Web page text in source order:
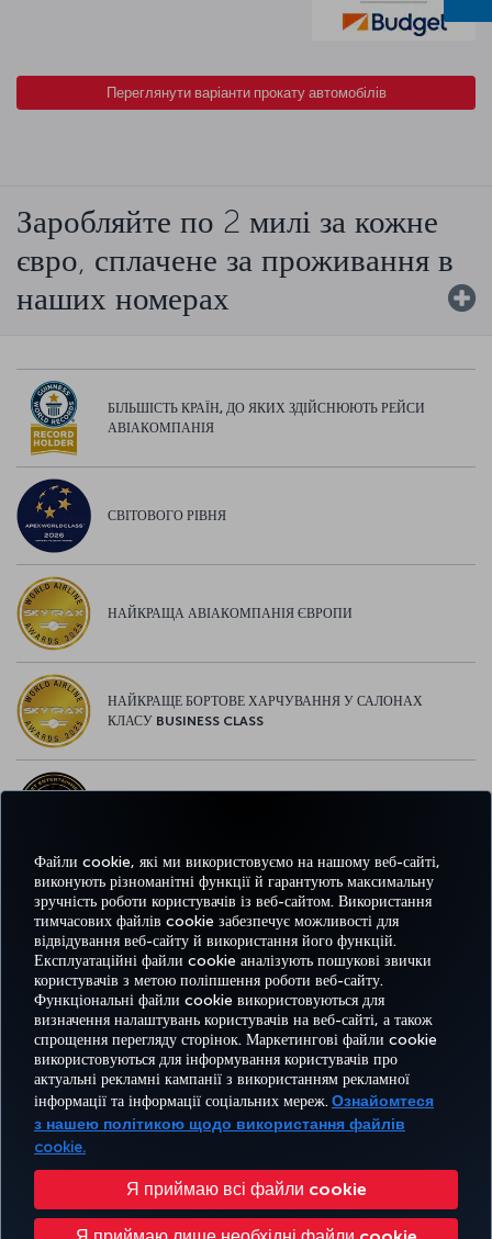
Файли cookie, які ми використовуємо на нашому веб-сайті,
виконують різноманітні функції й гарантують максимальну
зручність роботи користувачів із веб-сайтом. Використання
тимчасових файлів cookie забезпечує можливості для
відвідування веб-сайту й використання його функцій.
Експлуатаційні файли cookie аналізують пошукові звички
користувачів з метою поліпшення роботи веб-сайту.
Функціональні файли cookie використовуються для
визначення налаштувань користувачів на веб-сайті, а також
спрощення перегляду сторінок. Маркетингові файли cookie
використовуються для інформування користувачів про
актуальні рекламні кампанії з використанням рекламної
інформації та інформації соціальних мереж.Ознайомтеся
з нашею політикою щодо використання файлів
cookie.
Я приймаю всі файли cookie
Переглянути варіанти прокату автомобілів
Заробляйте по 2 милі за кожне
євро, сплачене за проживання в
наших номерах
БІЛЬШІСТЬ КРАЇН, ДО ЯКИХ ЗДІЙСНЮЮТЬ РЕЙСИ
АВІАКОМПАНІЯ
СВІТОВОГО РІВНЯ
НАЙКРАЩА АВІАКОМПАНІЯ ЄВРОПИ
НАЙКРАЩЕ БОРТОВЕ ХАРЧУВАННЯ У САЛОНАХ
КЛАСУ BUSINESS CLASS
НАЙКРАЩИЙ WI-FI У ЄВРОПІ
Facebook
TwitterInstagram
YouTubeLinkedIn
TiktokБлогPinterest
БРОНЮВАННЯ
ТА КЕРУВАННЯ
БРОНЮВАННЯМ
ВРАЖЕННЯ
ПРОПОЗИЦІЇ
НАПРЯМКИ
ДОВІДКА
Політика конфіденційності та використання файлів cookie
Права пасажирів Змінити налаштування файлів cookie